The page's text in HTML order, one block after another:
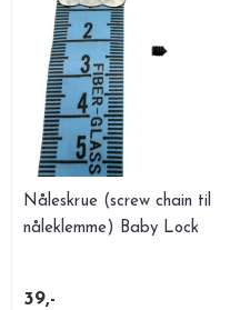
Nåleskrue (screw chain til
nåleklemme) Baby Lock
39,-